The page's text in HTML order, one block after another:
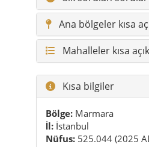
Ana bölgeler kısa
Mahalleler kısa
Kısa bilgiler
Bölge: Marmara
İl: İstanbul
Nüfus: 525.044 (2025